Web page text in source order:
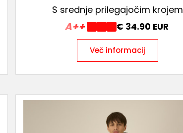
S srednje prilegajočim krojem
A++ € 34.90 EUR
Več informacij